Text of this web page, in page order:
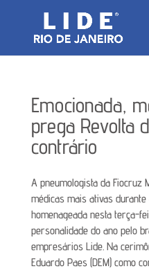
Emocionada,
prega Revolta
contrário
A pneumologista da Fiocruz
médicas mais ativas
homenageada nesta terça-
personalidade do ano pelo
empresários Lide. Na
Eduardo Paes (DEM) como